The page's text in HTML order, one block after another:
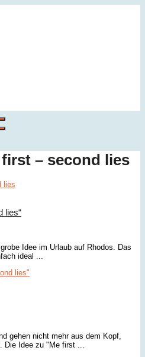
first – second lies
lies“
Idee im Urlaub auf Rhodos. Das
ideal ...
gehen nicht mehr aus dem Kopf,
Idee zu "Me first ...